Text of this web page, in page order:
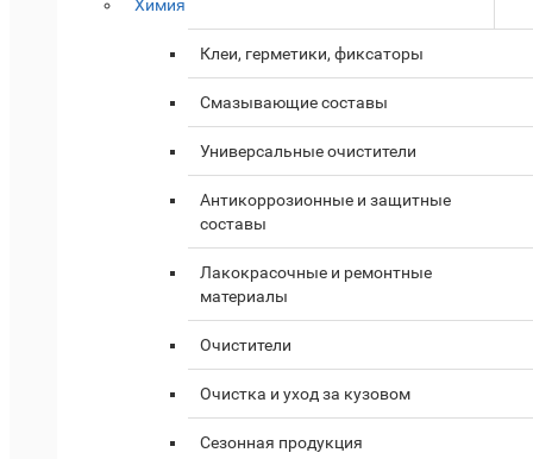
Химия
Клеи, герметики, фиксаторы
Смазывающие составы
Универсальные очистители
Антикоррозионные и защитные
составы
Лакокрасочные и ремонтные
материалы
Очистители
Очистка и уход за кузовом
Сезонная продукция